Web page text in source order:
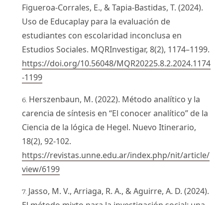
Figueroa-Corrales, E., & Tapia-Bastidas, T. (2024).
Uso de Educaplay para la evaluación de
estudiantes con escolaridad inconclusa en
Estudios Sociales. MQRInvestigar, 8(2), 1174–1199.
https://doi.org/10.56048/MQR20225.8.2.2024.1174
-1199
Herszenbaun, M. (2022). Método analítico y la
carencia de síntesis en “El conocer analítico” de la
Ciencia de la lógica de Hegel. Nuevo Itinerario,
18(2), 92-102.
https://revistas.unne.edu.ar/index.php/nit/article/
view/6199
Jasso, M. V., Arriaga, R. A., & Aguirre, A. D. (2024).